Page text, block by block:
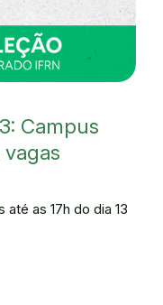
Campus
as 17h do dia 13